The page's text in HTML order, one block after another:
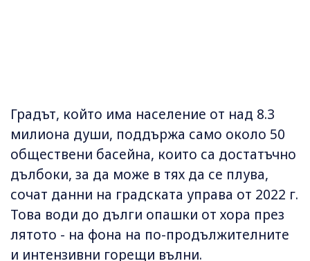
Градът, който има население от над 8.3
милиона души, поддържа само около 50
обществени басейна, които са достатъчно
дълбоки, за да може в тях да се плува,
сочат данни на градската управа от 2022 г.
Това води до дълги опашки от хора през
лятото - на фона на по-продължителните
и интензивни горещи вълни.